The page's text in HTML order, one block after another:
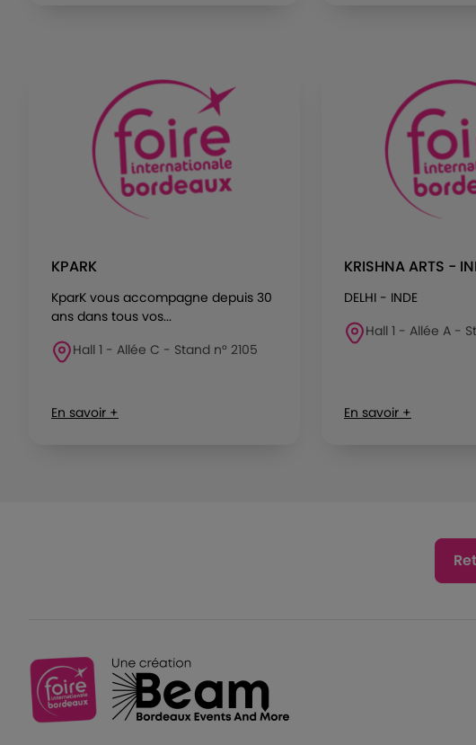
KPARK
KparK vous accompagne depuis 30
ans dans tous vos...
Hall 1 - Allée C - Stand n° 2105
En savoir +
KRISHNA ARTS -
DELHI - INDE
Hall 1 - Allée A -
En savoir +